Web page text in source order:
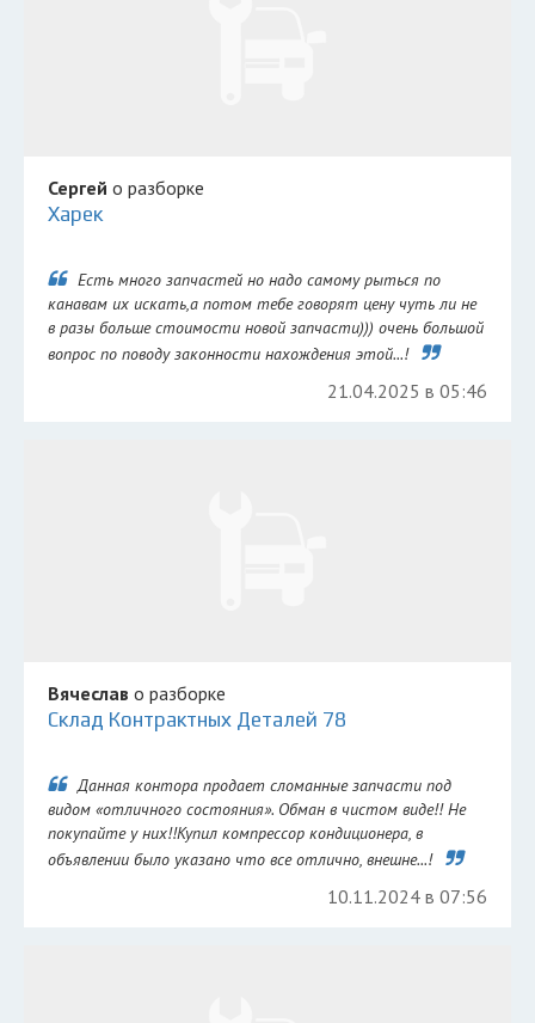
Сергей о разборке
Харек
Есть много запчастей но надо самому рыться по
канавам их искать,а потом тебе говорят цену чуть ли не
в разы больше стоимости новой запчасти))) очень большой
вопрос по поводу законности нахождения этой...!
21.04.2025 в 05:46
Вячеслав о разборке
Склад Контрактных Деталей 78
Данная контора продает сломанные запчасти под
видом «отличного состояния». Обман в чистом виде!! Не
покупайте у них!!Купил компрессор кондиционера, в
объявлении было указано что все отлично, внешне...!
10.11.2024 в 07:56